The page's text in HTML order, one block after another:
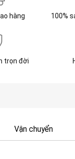
hàng 100%
trọn đời
Vận chuyển